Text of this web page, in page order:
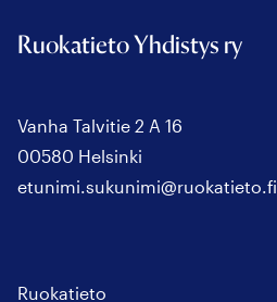
Ruokatieto Yhdistys ry
Vanha Talvitie 2 A 16
00580 Helsinki
etunimi.sukunimi@ruokatieto.fi
Ruokatieto